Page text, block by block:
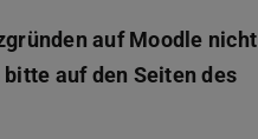
auf Moodle nicht
auf den Seiten des